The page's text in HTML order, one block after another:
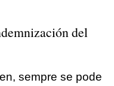
del
sempre se pode